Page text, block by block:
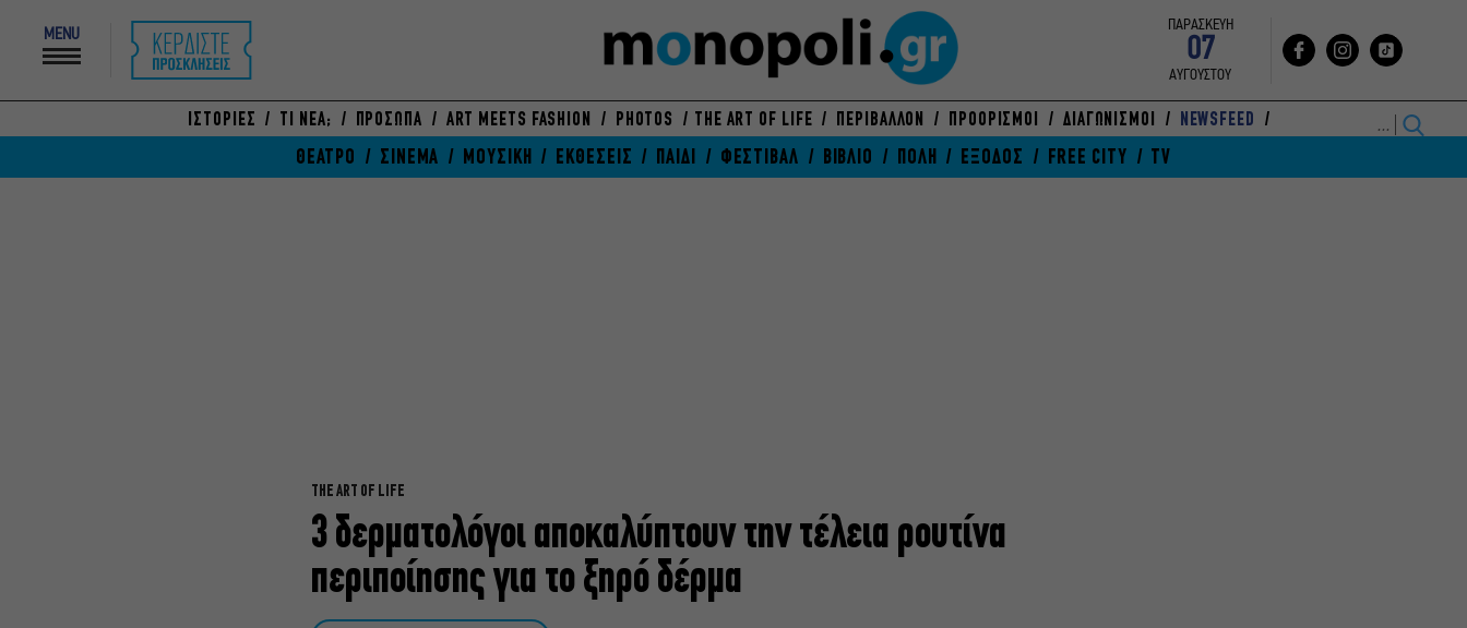
MENU
ΠΑΡΑΣΚΕΥΗ
07
ΑΥΓΟΥΣΤΟΥ
ΙΣΤΟΡΙΕΣ ΤΙ ΝΕΑ; ΠΡΟΣΩΠΑ ART MEETS FASHION PHOTOS THE ART OF LIFE ΠΕΡΙΒΑΛΛΟΝ ΠΡΟΟΡΙΣΜΟΙ ΔΙΑΓΩΝΙΣΜΟΙ NEWSFEED
ΘΕΑΤΡΟ ΣΙΝΕΜΑ ΜΟΥΣΙΚΗ ΕΚΘΕΣΕΙΣ ΠΑΙΔΙ ΦΕΣΤΙΒΑΛ ΒΙΒΛΙΟ ΠΟΛΗ ΕΞΟΔΟΣ FREE CITY TV
THE ART OF LIFE
3 δερματολόγοι αποκαλύπτουν την τέλεια ρουτίνα
περιποίησης για το ξηρό δέρμα